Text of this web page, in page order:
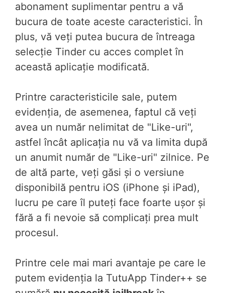
abonament suplimentar pentru a vă
bucura de toate aceste caracteristici. În
plus, vă veți putea bucura de întreaga
selecție Tinder cu acces complet în
această aplicație modificată.
Printre caracteristicile sale, putem
evidenția, de asemenea, faptul că veți
avea un număr nelimitat de "Like-uri",
astfel încât aplicația nu vă va limita după
un anumit număr de "Like-uri" zilnice. Pe
de altă parte, veți găsi și o versiune
disponibilă pentru iOS (iPhone și iPad),
lucru pe care îl puteți face foarte ușor și
fără a fi nevoie să complicați prea mult
procesul.
Printre cele mai mari avantaje pe care le
putem evidenția la TutuApp Tinder++ se